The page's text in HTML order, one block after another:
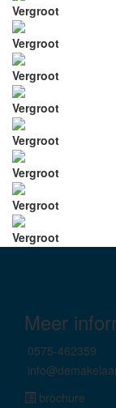
Vergroot
Vergroot
Vergroot
Vergroot
Vergroot
Vergroot
Vergroot
Vergroot
Meer
0575-462359
brochure